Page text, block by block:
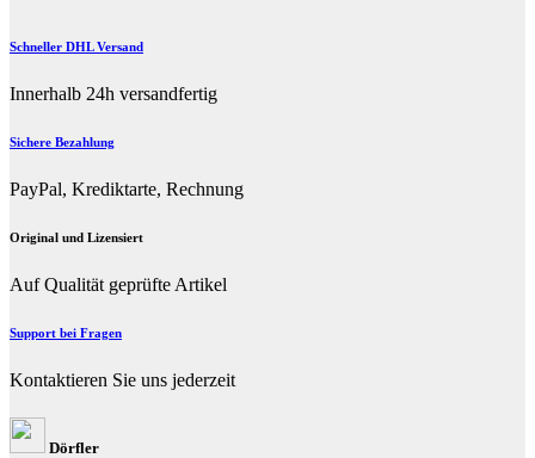
Schneller DHL Versand
Innerhalb 24h versandfertig
Sichere Bezahlung
PayPal, Krediktarte, Rechnung
Original und Lizensiert
Auf Qualität geprüfte Artikel
Support bei Fragen
Kontaktieren Sie uns jederzeit
Dörfler